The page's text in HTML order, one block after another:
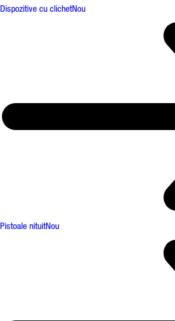
Dispozitive cu clichetNou
Pistoale nituitNou